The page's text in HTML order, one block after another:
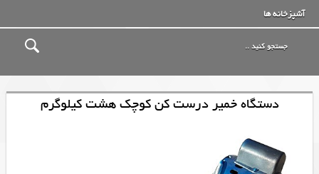
آشپزخانه ها
دستگاه خمیر درست کن کوچک هشت کیلوگرم